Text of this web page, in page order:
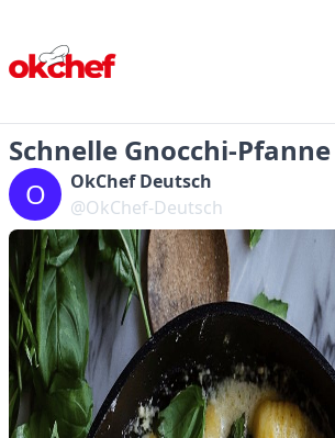
Schnelle Gnocchi-Pfanne
O
OkChef Deutsch
@OkChef-Deutsch